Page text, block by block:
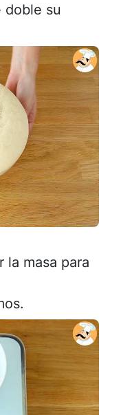
doble su
la masa para